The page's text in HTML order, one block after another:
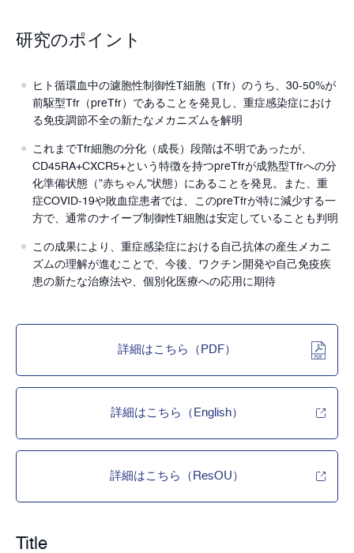
研究のポイント
ヒト循環血中の濾胞性制御性T細胞（Tfr）のうち、30-50%が
前駆型Tfr（preTfr）であることを発見し、重症感染症におけ
る免疫調節不全の新たなメカニズムを解明
これまでTfr細胞の分化（成長）段階は不明であったが、
CD45RA+CXCR5+という特徴を持つpreTfrが成熟型Tfrへの分
化準備状態（”赤ちゃん”状態）にあることを発見。また、重
症COVID-19や敗血症患者では、このpreTfrが特に減少する一
方で、通常のナイーブ制御性T細胞は安定していることも判明
この成果により、重症感染症における自己抗体の産生メカニ
ズムの理解が進むことで、今後、ワクチン開発や自己免疫疾
患の新たな治療法や、個別化医療への応用に期待
詳細はこちら（PDF）
詳細はこちら（English）
詳細はこちら（ResOU）
Title